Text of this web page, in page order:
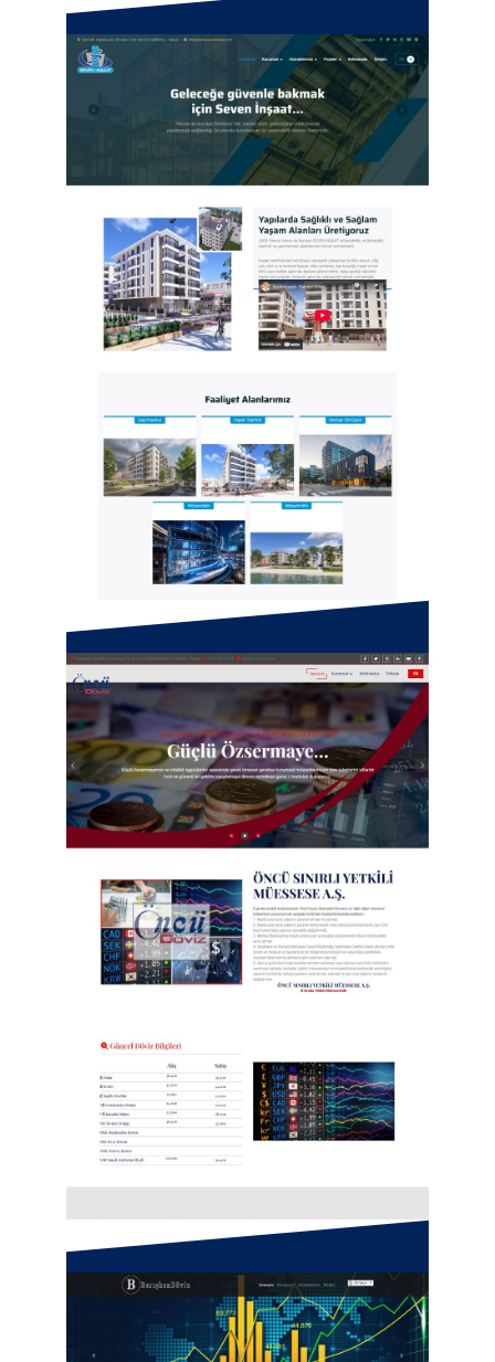
Yalova Kiralık Forklift
Seven İnşaat
Öncü Döviz Bürosu